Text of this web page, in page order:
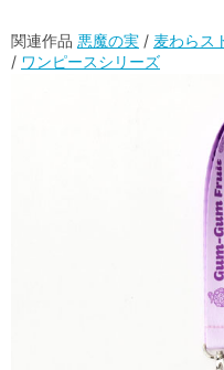
関連作品 悪魔の実 / 麦わらス
/ ワンピースシリーズ